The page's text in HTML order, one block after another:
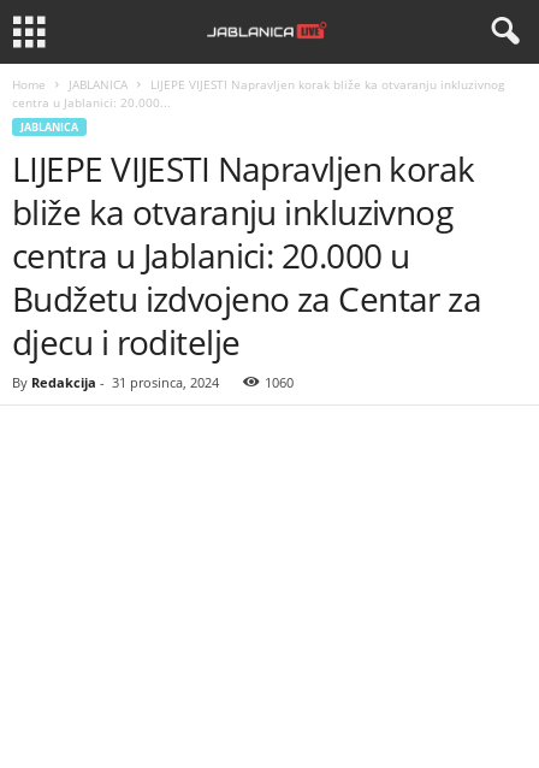
Home JABLANICA
LIJEPE VIJESTI Napravljen korak bliže ka otvaranju inkluzivnog
centra u Jablanici: 20.000...
JABLANICA
LIJEPE VIJESTI Napravljen korak
bliže ka otvaranju inkluzivnog
centra u Jablanici: 20.000 u
Budžetu izdvojeno za Centar za
djecu i roditelje
By Redakcija - 31 prosinca, 2024 1060